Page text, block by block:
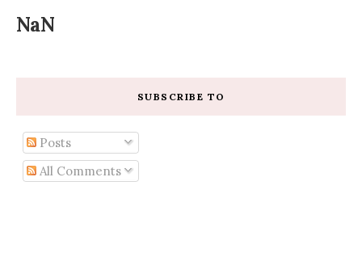
NaN
SUBSCRIBE TO
Posts
All Comments